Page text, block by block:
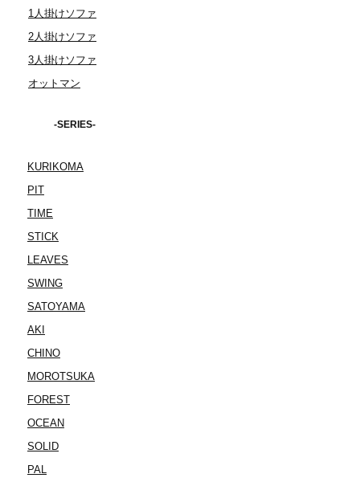
1人掛けソファ
2人掛けソファ
3人掛けソファ
オットマン
-SERIES-
KURIKOMA
PIT
TIME
STICK
LEAVES
SWING
SATOYAMA
AKI
CHINO
MOROTSUKA
FOREST
OCEAN
SOLID
PAL